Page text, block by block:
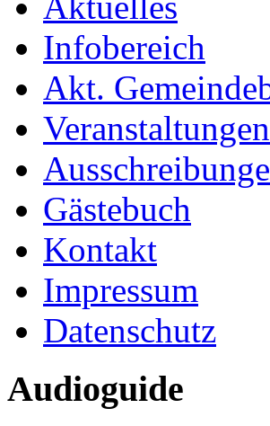
Infobereich
Akt.
Gästebuch
Kontakt
Impressum
Datenschutz
Audioguide